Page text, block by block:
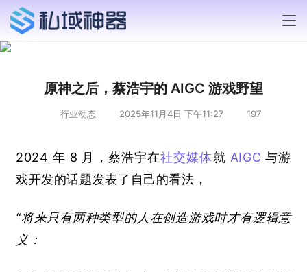
原神之后，蔡浩宇的 AIGC 游戏野望
行业动态 2025年11月4日 下午11:27 197
2024 年 8 月，蔡浩宇在社交媒体就 AIGC 与游
戏开发的话题发表了自己的看法，
“将来只有两种类型的人在创造游戏时才有逻辑意
义：